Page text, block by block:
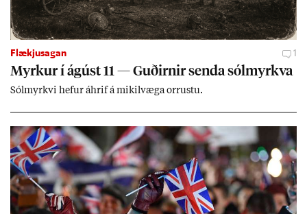
Flækjusagan 1
Myrk­ur í ág­úst 11 — Guð­irn­ir senda sól­myrkva
Sól­myrkvi hef­ur áhrif á mik­il­væga orr­ustu.